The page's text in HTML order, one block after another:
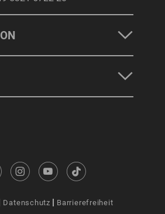
Datenschutz Barrierefreiheit